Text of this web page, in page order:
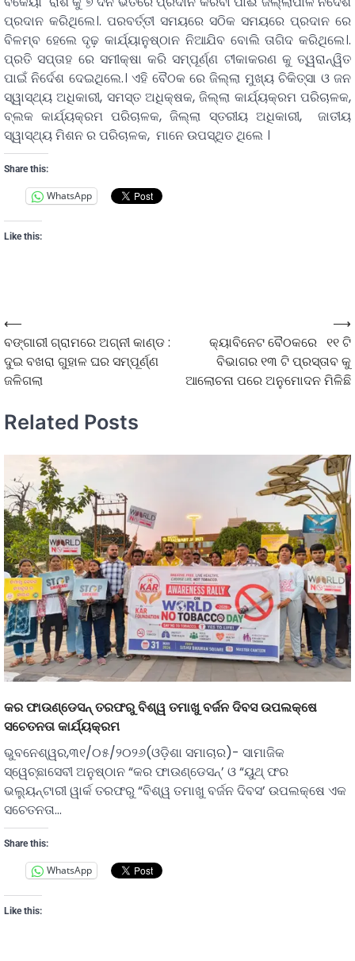
ପ୍ରଦାନ କରିଥିଲେ।. ପରବର୍ତ୍ତୀ ସମୟରେ ସଠିକ ସମୟରେ ପ୍ରଦାନ ରେ
ବିଳମ୍ବ ହେଲେ ଦୃଢ଼ କାର୍ଯ୍ୟାନୁଷ୍ଠାନ ନିଆଯିବ ବୋଲି ତାଗିଦ କରିଥିଲେ।.
ପ୍ରତି ସପ୍ତାହ ରେ ସମୀକ୍ଷା କରି ସମ୍ପୂର୍ଣ୍ଣ ଟୀକାକରଣ କୁ ତ୍ୱରାନ୍ୱିତ
ପାଇଁ ନିର୍ଦେଶ ଦେଇଥିଲେ.। ଏହି ବୈଠକ ରେ ଜିଲ୍ଲା ମୁଖ୍ୟ ଚିକିତ୍ସା ଓ ଜନ
ସ୍ୱାସ୍ଥ୍ୟ ଅଧିକାରୀ, ସମସ୍ତ ଅଧିକ୍ଷକ, ଜିଲ୍ଲା କାର୍ଯ୍ୟକ୍ରମ ପରିଚାଳକ,
ବ୍ଲକ କାର୍ଯ୍ୟକ୍ରମ ପରିଚାଳକ, ଜିଲ୍ଲା ସ୍ତରୀୟ ଅଧିକାରୀ, ଜାତୀୟ
ସ୍ୱାସ୍ଥ୍ୟ ମିଶନ ର ପରିଚାଳକ, ମାନେ ଉପସ୍ଥିତ ଥିଲେ ।
Share this:
WhatsApp
Like this:
⟵
ବଙ୍ଗାରୀ ଗ୍ରାମରେ ଅଗ୍ନୀ କାଣ୍ଡ :
ଦୁଇ ବଖରା ଗୁହାଳ ଘର ସମ୍ପୂର୍ଣ୍ଣ
ଜଳିଗଲା
କ୍ୟାବିନେଟ ବୈଠକରେ ୧୧ ଟି
ବିଭାଗର ୧୩ ଟି ପ୍ରସ୍ତାବ କୁ
ଆଲୋଚନା ପରେ ଅନୁମୋଦନ ମିଳିଛି
⟶
Related Posts
କର ଫାଉଣ୍ଡେସନ୍ ତରଫରୁ ବିଶ୍ୱ ତମାଖୁ ବର୍ଜନ ଦିବସ ଉପଲକ୍ଷେ
ସଚେତନତା କାର୍ଯ୍ୟକ୍ରମ
ଭୁବନେଶ୍ୱର,୩୧/୦୫/୨୦୨୬(ଓଡ଼ିଶା ସମାଚାର)- ସାମାଜିକ
ସ୍ୱେଚ୍ଛାସେବୀ ଅନୁଷ୍ଠାନ “କର ଫାଉଣ୍ଡେସନ୍’ ଓ “ୟୁଥ୍ ଫର
ଭଲୁ୍ୟନ୍ଟାରୀ ୱାର୍କ ତରଫରୁ “ବିଶ୍ୱ ତମାଖୁ ବର୍ଜନ ଦିବସ’ ଉପଲକ୍ଷେ ଏକ
ସଚେତନତା…
Share this:
WhatsApp
Like this: